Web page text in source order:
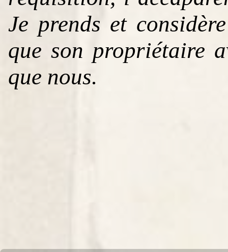
Je prends et
que son propriétaire
que nous.